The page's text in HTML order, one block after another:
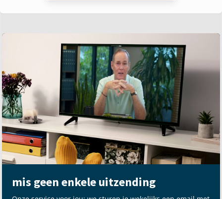
mis geen enkele uitzending